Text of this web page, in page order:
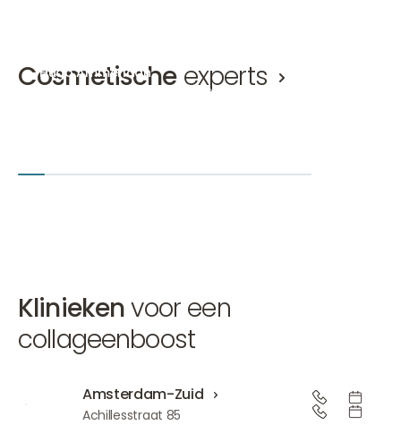
Cosmetischeexperts
Hugo Ammerlaan
Cosmetisch arts, Ooglidcorrectie arts KNMG
Kliniekenvoor een
collageenboost
Amsterdam-Zuid
Amsterdam-Zuid
Achillesstraat 85